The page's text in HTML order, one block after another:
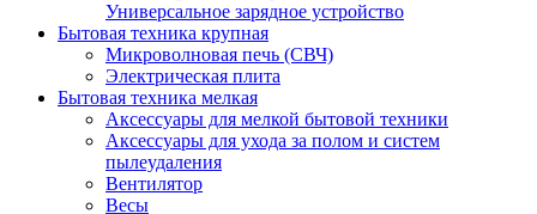
Универсальное зарядное устройство
Бытовая техника крупная
Микроволновая печь (СВЧ)
Электрическая плита
Бытовая техника мелкая
Аксессуары для мелкой бытовой техники
Аксессуары для ухода за полом и систем
пылеудаления
Вентилятор
Весы